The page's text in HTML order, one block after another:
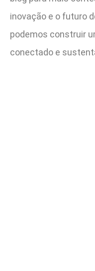
inovação e o futuro
podemos construir
conectado e